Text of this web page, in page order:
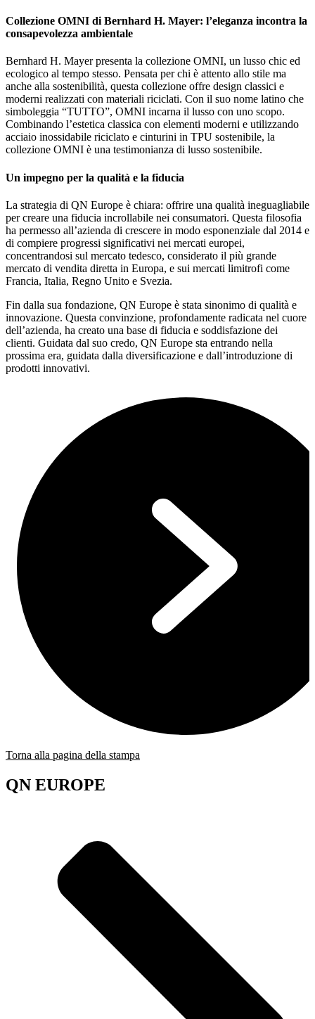
Collezione OMNI di Bernhard H. Mayer: l’eleganza incontra la
consapevolezza ambientale
Bernhard H. Mayer presenta la collezione OMNI, un lusso chic ed
ecologico al tempo stesso. Pensata per chi è attento allo stile ma
anche alla sostenibilità, questa collezione offre design classici e
moderni realizzati con materiali riciclati. Con il suo nome latino che
simboleggia “TUTTO”, OMNI incarna il lusso con uno scopo.
Combinando l’estetica classica con elementi moderni e utilizzando
acciaio inossidabile riciclato e cinturini in TPU sostenibile, la
collezione OMNI è una testimonianza di lusso sostenibile.
Un impegno per la qualità e la fiducia
La strategia di QN Europe è chiara: offrire una qualità ineguagliabile
per creare una fiducia incrollabile nei consumatori. Questa filosofia
ha permesso all’azienda di crescere in modo esponenziale dal 2014 e
di compiere progressi significativi nei mercati europei,
concentrandosi sul mercato tedesco, considerato il più grande
mercato di vendita diretta in Europa, e sui mercati limitrofi come
Francia, Italia, Regno Unito e Svezia.
Fin dalla sua fondazione, QN Europe è stata sinonimo di qualità e
innovazione. Questa convinzione, profondamente radicata nel cuore
dell’azienda, ha creato una base di fiducia e soddisfazione dei
clienti. Guidata dal suo credo, QN Europe sta entrando nella
prossima era, guidata dalla diversificazione e dall’introduzione di
prodotti innovativi.
Torna alla pagina della stampa
QN EUROPE